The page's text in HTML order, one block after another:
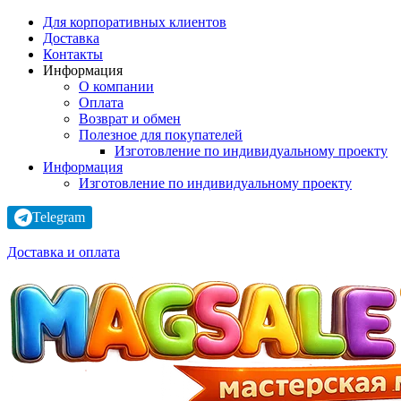
Для корпоративных клиентов
Доставка
Контакты
Информация
О компании
Оплата
Возврат и обмен
Полезное для покупателей
Изготовление по индивидуальному проекту
Информация
Изготовление по индивидуальному проекту
Telegram
Доставка и оплата